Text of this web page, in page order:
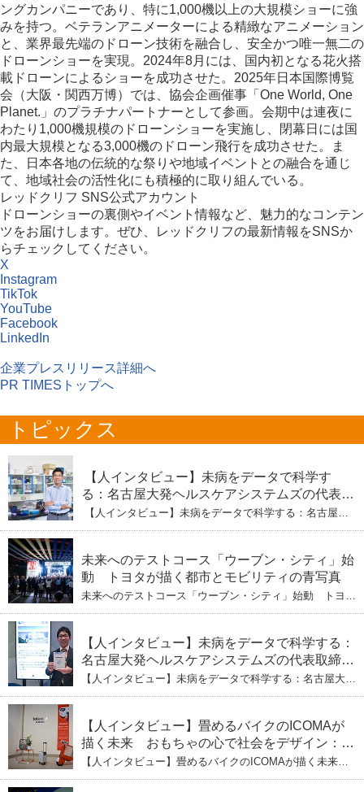
ングカンパニーであり、特に1,000機以上の大規模ショーに強
みを持つ。ベテランアニメーターによる精緻なアニメーション
と、業界最先端のドローン技術を融合し、安全かつ唯一無二の
ドローンショーを実現。2024年8月には、国内初となる花火搭
載ドローンによるショーを成功させた。2025年日本国際博覧
会（大阪・関西万博）では、協会企画催事「One World, One
Planet.」のプラチナパートナーとして参画。会期中は連夜に
わたり1,000機規模のドローンショーを実施し、閉幕日には国
内最大規模となる3,000機のドローン飛行を成功させた。ま
た、日本各地の伝統的な祭りや地域イベントとの融合を通じ
て、地域社会の活性化にも積極的に取り組んでいる。
レッドクリフ SNS公式アカウント
ドローンショーの裏側やイベント情報など、魅力的なコンテン
ツをお届けします。ぜひ、レッドクリフの最新情報をSNSか
らチェックしてください。
X
Instagram
TikTok
YouTube
Facebook
LinkedIn
企業プレスリリース詳細へ
PR TIMESトップへ
トピックス
【人インタビュー】未病をデータで科学す
る：名古屋大発ヘルスケアシステムズの代表取
締役社長・瀧本陽介 【下】「人生80年の暇つ
ぶし」を着実に：理系ニートが挑むヘルスケア
【人インタビュー】未病をデータで科学する：名古屋大
挑むヘルスケア標準化と海外戦略
未来へのテストコース「ウーブン・シティ」始
動 トヨタが描く都市とモビリティの青写真
未来へのテストコース「ウーブン・シティ」始動 トヨタ
【人インタビュー】未病をデータで科学する：
名古屋大発ヘルスケアシステムズの代表取締役
社長・瀧本陽介 郵送検査で挑む健康の未来
【人インタビュー】未病をデータで科学する：名古屋大発
【人インタビュー】畳めるバイクのICOMAが
描く未来 おもちゃの心で社会をデザイン：株
式会社ICOMAの代表取締役・生駒崇光
（下）おもちゃで社会を変える、「トイボック
【人インタビュー】畳めるバイクのICOMAが描く未来